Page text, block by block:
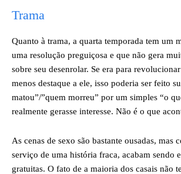
Trama
Quanto à trama, a quarta temporada tem um
uma resolução preguiçosa e que não gera
sobre seu desenrolar. Se era para
menos destaque a ele, isso poderia ser feito
matou”/”quem morreu” por um simples “o
realmente gerasse interesse. Não é o que
As cenas de sexo são bastante ousadas, mas
serviço de uma história fraca, acabam sendo
gratuitas. O fato de a maioria dos casais não